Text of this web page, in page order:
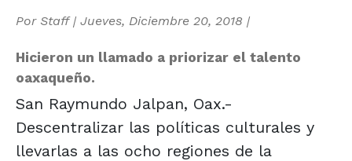
Por Staff| Jueves, Diciembre 20, 2018 |
Hicieron un llamado a priorizar el talento
oaxaqueño.
San Raymundo Jalpan, Oax.-
Descentralizar las políticas culturales y
llevarlas a las ocho regiones de la